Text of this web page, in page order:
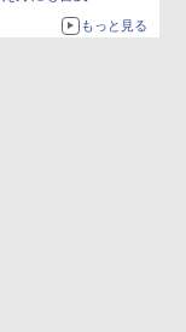
もっと見る